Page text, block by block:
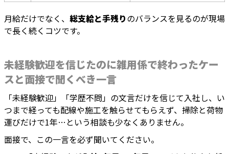
月給だけでなく、 総支給と手残りのバランスを見るのが現場
で長く続くコツです。
未経験歓迎を信じたのに雑用係で終わったケー
スと面接で聞くべき一言
「未経験歓迎」「学歴不問」の文言だけを信じて入社し、い
つまで経っても配線や施工を触らせてもらえず、掃除と荷物
運びだけで1年…という相談も少なくありません。
面接で、この一言を必ず聞いてください。